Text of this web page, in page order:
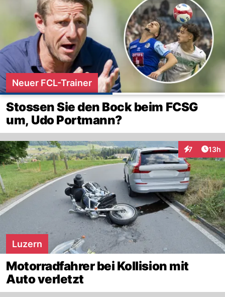
Neuer FCL-Trainer
Stossen Sie den Bock beim FCSG
um, Udo Portmann?
7 13h
Luzern
Motorradfahrer bei Kollision mit
Auto verletzt